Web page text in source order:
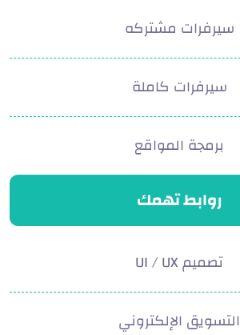
سيرفرات مشتركه
سيرفرات كاملة
برمجة المواقع
روابط تهمك
تصميم UI / UX
التسويق الإلكتروني